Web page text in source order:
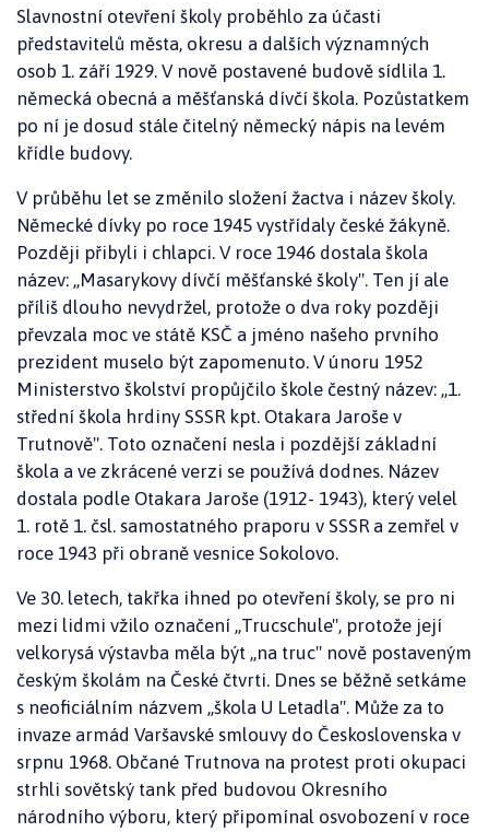
Slavnostní otevření školy proběhlo za účasti
představitelů města, okresu a dalších významných
osob 1. září 1929. V nově postavené budově sídlila 1.
německá obecná a měšťanská dívčí škola. Pozůstatkem
po ní je dosud stále čitelný německý nápis na levém
křídle budovy.
V průběhu let se změnilo složení žactva i název školy.
Německé dívky po roce 1945 vystřídaly české žákyně.
Později přibyli i chlapci. V roce 1946 dostala škola
název: „Masarykovy dívčí měšťanské školy". Ten jí ale
příliš dlouho nevydržel, protože o dva roky později
převzala moc ve státě KSČ a jméno našeho prvního
prezident muselo být zapomenuto. V únoru 1952
Ministerstvo školství propůjčilo škole čestný název: „1.
střední škola hrdiny SSSR kpt. Otakara Jaroše v
Trutnově". Toto označení nesla i pozdější základní
škola a ve zkrácené verzi se používá dodnes. Název
dostala podle Otakara Jaroše (1912- 1943), který velel
1. rotě 1. čsl. samostatného praporu v SSSR a zemřel v
roce 1943 při obraně vesnice Sokolovo.
Ve 30. letech, takřka ihned po otevření školy, se pro ni
mezi lidmi vžilo označení „Trucschule", protože její
velkorysá výstavba měla být „na truc" nově postaveným
českým školám na České čtvrti. Dnes se běžně setkáme
s neoficiálním názvem „škola U Letadla". Může za to
invaze armád Varšavské smlouvy do Československa v
srpnu 1968. Občané Trutnova na protest proti okupaci
strhli sovětský tank před budovou Okresního
národního výboru, který připomínal osvobození v roce